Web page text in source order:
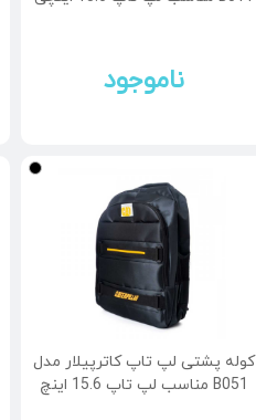
ناموجود
کوله پشتی لپ تاپ کاترپیلار مدل
B051 مناسب لپ تاپ 15.6 اینچ